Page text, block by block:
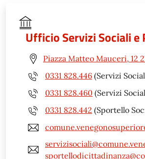
Ufficio Servizi Sociali
Piazza Matteo Mauceri, 12
0331 828.446 (Servizi
0331 828.460 (Servizi
0331 828.442 (Sportello